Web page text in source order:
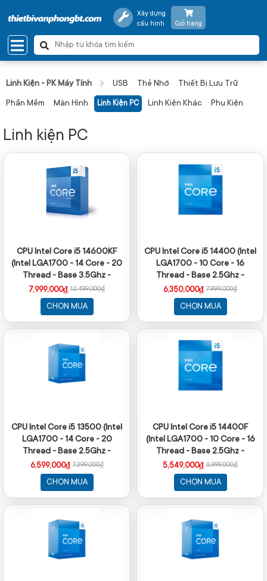
Xây dựng
cấu hình
Giỏ hàng
Linh Kiện - PK Máy Tính USB Thẻ Nhớ Thiết Bị Lưu Trữ
Phần Mềm Màn Hình Linh Kiện PC Linh Kiện Khác Phụ Kiện
Linh kiện PC
CPU Intel Core i5 14600KF
(Intel LGA1700 - 14 Core - 20
Thread - Base 3.5Ghz -
Turbo 5.3Ghz - Cache 24MB
- No iGPU)
7,999,000₫ 12,499,000₫
CHỌN MUA
CPU Intel Core i5 14400 (Intel
LGA1700 - 10 Core - 16
Thread - Base 2.5Ghz -
Turbo 4.7Ghz - Cache 20MB)
6,350,000₫ 7,999,000₫
CHỌN MUA
CPU Intel Core i5 13500 (Intel
LGA1700 - 14 Core - 20
Thread - Base 2.5Ghz -
Turbo 4.8Ghz - Cache 24MB)
6,599,000₫ 7,399,000₫
CHỌN MUA
CPU Intel Core i5 14400F
(Intel LGA1700 - 10 Core - 16
Thread - Base 2.5Ghz -
Turbo 4.7Ghz - Cache 20MB)
5,549,000₫ 6,999,000₫
CHỌN MUA